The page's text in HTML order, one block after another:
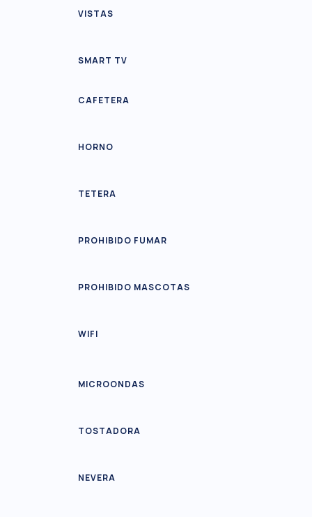
VISTAS
SMART TV
CAFETERA
HORNO
TETERA
PROHIBIDO FUMAR
PROHIBIDO MASCOTAS
WIFI
MICROONDAS
TOSTADORA
NEVERA